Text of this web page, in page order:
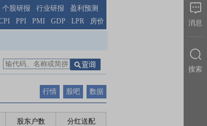
个股研报 行业研报
盈利预测
PPI PMI GDP LPR 房价
行情 股吧 数据
股东户数 分红送配
消息
搜索